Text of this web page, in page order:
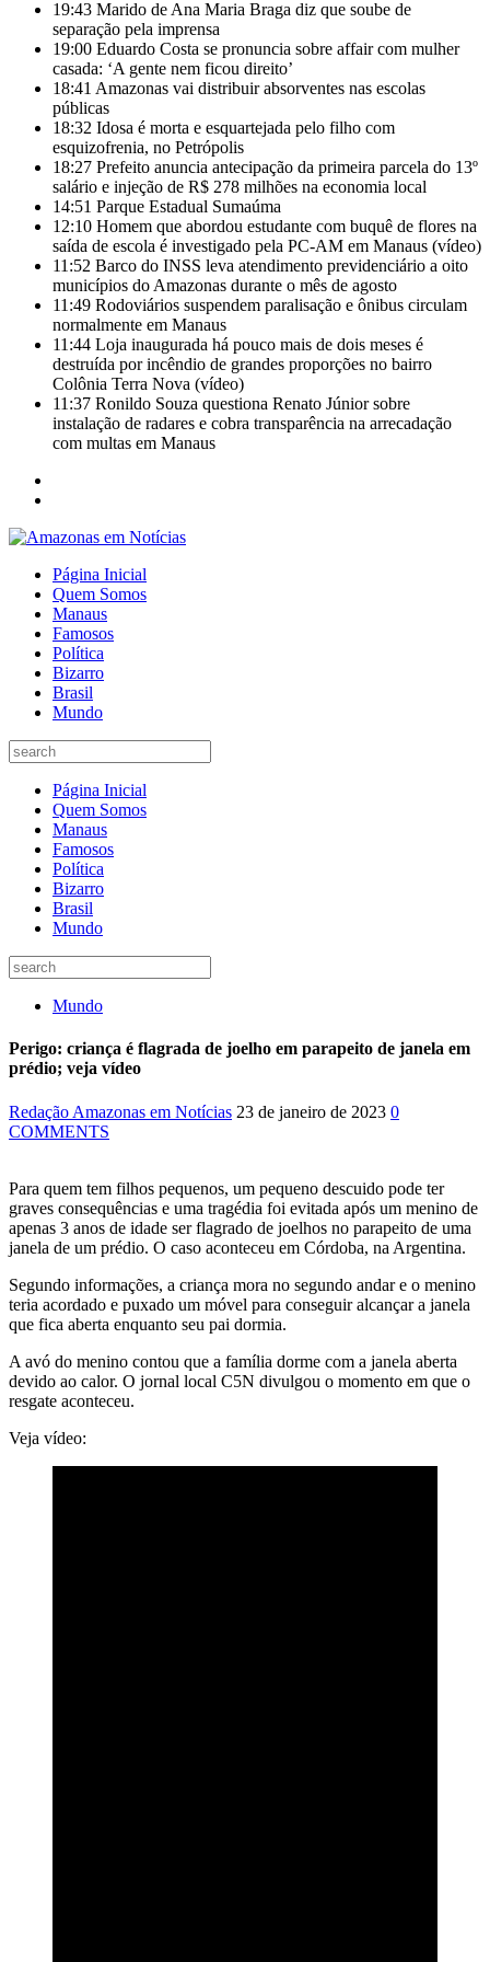
19:43 Marido de Ana Maria Braga diz que soube de
separação pela imprensa
19:00 Eduardo Costa se pronuncia sobre affair com mulher
casada: ‘A gente nem ficou direito’
18:41 Amazonas vai distribuir absorventes nas escolas
públicas
18:32 Idosa é morta e esquartejada pelo filho com
esquizofrenia, no Petrópolis
18:27 Prefeito anuncia antecipação da primeira parcela do 13º
salário e injeção de R$ 278 milhões na economia local
14:51 Parque Estadual Sumaúma
12:10 Homem que abordou estudante com buquê de flores na
saída de escola é investigado pela PC-AM em Manaus (vídeo)
11:52 Barco do INSS leva atendimento previdenciário a oito
municípios do Amazonas durante o mês de agosto
11:49 Rodoviários suspendem paralisação e ônibus circulam
normalmente em Manaus
11:44 Loja inaugurada há pouco mais de dois meses é
destruída por incêndio de grandes proporções no bairro
Colônia Terra Nova (vídeo)
11:37 Ronildo Souza questiona Renato Júnior sobre
instalação de radares e cobra transparência na arrecadação
com multas em Manaus
Página Inicial
Quem Somos
Manaus
Famosos
Política
Bizarro
Brasil
Mundo
Página Inicial
Quem Somos
Manaus
Famosos
Política
Bizarro
Brasil
Mundo
Mundo
Perigo: criança é flagrada de joelho em parapeito de janela em
prédio; veja vídeo
Redação Amazonas em Notícias 23 de janeiro de 2023 0
COMMENTS
Para quem tem filhos pequenos, um pequeno descuido pode ter
graves consequências e uma tragédia foi evitada após um menino de
apenas 3 anos de idade ser flagrado de joelhos no parapeito de uma
janela de um prédio. O caso aconteceu em Córdoba, na Argentina.
Segundo informações, a criança mora no segundo andar e o menino
teria acordado e puxado um móvel para conseguir alcançar a janela
que fica aberta enquanto seu pai dormia.
A avó do menino contou que a família dorme com a janela aberta
devido ao calor. O jornal local C5N divulgou o momento em que o
resgate aconteceu.
Veja vídeo: